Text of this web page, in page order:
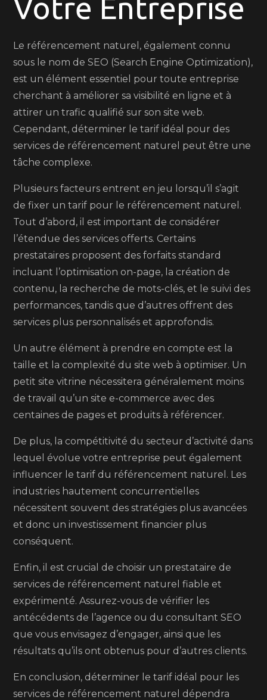
Votre Entreprise
Le référencement naturel, également connu
sous le nom de SEO (Search Engine Optimization),
est un élément essentiel pour toute entreprise
cherchant à améliorer sa visibilité en ligne et à
attirer un trafic qualifié sur son site web.
Cependant, déterminer le tarif idéal pour des
services de référencement naturel peut être une
tâche complexe.
Plusieurs facteurs entrent en jeu lorsqu’il s’agit
de fixer un tarif pour le référencement naturel.
Tout d’abord, il est important de considérer
l’étendue des services offerts. Certains
prestataires proposent des forfaits standard
incluant l’optimisation on-page, la création de
contenu, la recherche de mots-clés, et le suivi des
performances, tandis que d’autres offrent des
services plus personnalisés et approfondis.
Un autre élément à prendre en compte est la
taille et la complexité du site web à optimiser. Un
petit site vitrine nécessitera généralement moins
de travail qu’un site e-commerce avec des
centaines de pages et produits à référencer.
De plus, la compétitivité du secteur d’activité dans
lequel évolue votre entreprise peut également
influencer le tarif du référencement naturel. Les
industries hautement concurrentielles
nécessitent souvent des stratégies plus avancées
et donc un investissement financier plus
conséquent.
Enfin, il est crucial de choisir un prestataire de
services de référencement naturel fiable et
expérimenté. Assurez-vous de vérifier les
antécédents de l’agence ou du consultant SEO
que vous envisagez d’engager, ainsi que les
résultats qu’ils ont obtenus pour d’autres clients.
En conclusion, déterminer le tarif idéal pour les
services de référencement naturel dépendra